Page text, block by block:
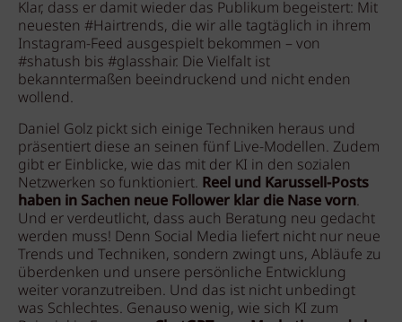
Klar, dass er damit wieder das Publikum begeistert: Mit
neuesten #Hairtrends, die wir alle tagtäglich in ihrem
Instagram-Feed ausgespielt bekommen – von
#shatush bis #glasshair. Die Vielfalt ist
bekanntermaßen beeindruckend und nicht enden
wollend.
Daniel Golz pickt sich einige Techniken heraus und
präsentiert diese an seinen fünf Live-Modellen. Zudem
gibt er Einblicke, wie das mit der KI in den sozialen
Netzwerken so funktioniert. Reel und Karussell-Posts
haben in Sachen neue Follower klar die Nase vorn.
Und er verdeutlicht, dass auch Beratung neu gedacht
werden muss! Denn Social Media liefert nicht nur neue
Trends und Techniken, sondern zwingt uns, Abläufe zu
überdenken und unsere persönliche Entwicklung
weiter voranzutreiben. Und das ist nicht unbedingt
was Schlechtes. Genauso wenig, wie sich KI zum